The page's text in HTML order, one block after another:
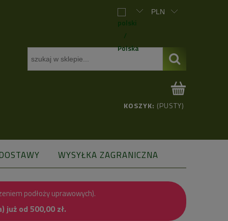
KOSZYK: (PUSTY)
WYSYŁKA ZAGRANICZNA
podłoży uprawowych).
już od 500,00 zł.